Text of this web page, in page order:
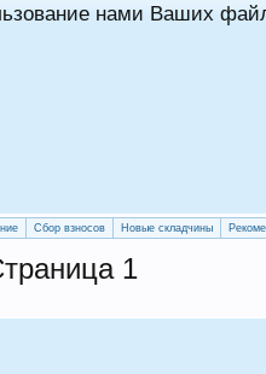
нами Ваших
Сбор взносов Новые складчины
1